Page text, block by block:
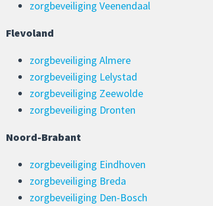
zorgbeveiliging Veenendaal
Flevoland
zorgbeveiliging Almere
zorgbeveiliging Lelystad
zorgbeveiliging Zeewolde
zorgbeveiliging Dronten
Noord-Brabant
zorgbeveiliging Eindhoven
zorgbeveiliging Breda
zorgbeveiliging Den-Bosch